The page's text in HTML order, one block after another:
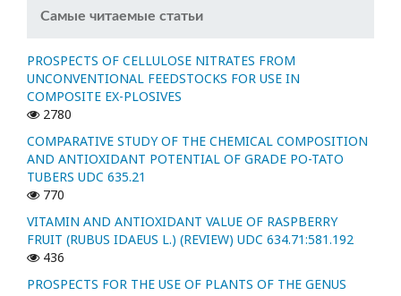
Самые читаемые статьи
PROSPECTS OF CELLULOSE NITRATES FROM
UNCONVENTIONAL FEEDSTOCKS FOR USE IN
COMPOSITE EX-PLOSIVES
2780
COMPARATIVE STUDY OF THE CHEMICAL COMPOSITION
AND ANTIOXIDANT POTENTIAL OF GRADE PO-TATO
TUBERS UDC 635.21
770
VITAMIN AND ANTIOXIDANT VALUE OF RASPBERRY
FRUIT (RUBUS IDAEUS L.) (REVIEW) UDC 634.71:581.192
436
PROSPECTS FOR THE USE OF PLANTS OF THE GENUS